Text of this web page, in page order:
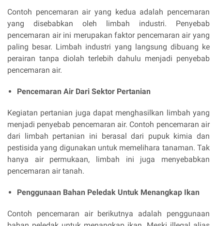
Contoh pencemaran air yang kedua adalah pencemaran
yang disebabkan oleh limbah industri. Penyebab
pencemaran air ini merupakan faktor pencemaran air yang
paling besar. Limbah industri yang langsung dibuang ke
perairan tanpa diolah terlebih dahulu menjadi penyebab
pencemaran air.
Pencemaran Air Dari Sektor Pertanian
Kegiatan pertanian juga dapat menghasilkan limbah yang
menjadi penyebab pencemaran air. Contoh pencemaran air
dari limbah pertanian ini berasal dari pupuk kimia dan
pestisida yang digunakan untuk memelihara tanaman. Tak
hanya air permukaan, limbah ini juga menyebabkan
pencemaran air tanah.
Penggunaan Bahan Peledak Untuk Menangkap Ikan
Contoh pencemaran air berikutnya adalah penggunaan